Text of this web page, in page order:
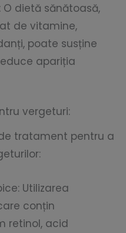
dietă sănătoasă,
de vitamine,
poate susține
apariția
vergeturi:
tratament pentru a
Utilizarea
conțin
retinol, acid